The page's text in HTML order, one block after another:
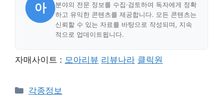
아
분야의 전문 정보를 수집·검토하여 독자에게 정확
하고 유익한 콘텐츠를 제공합니다. 모든 콘텐츠는
신뢰할 수 있는 자료를 바탕으로 작성되며, 지속
적으로 업데이트됩니다.
자매사이트 : 모아리뷰 리뷰나라 클릭원
Categories
각종정보